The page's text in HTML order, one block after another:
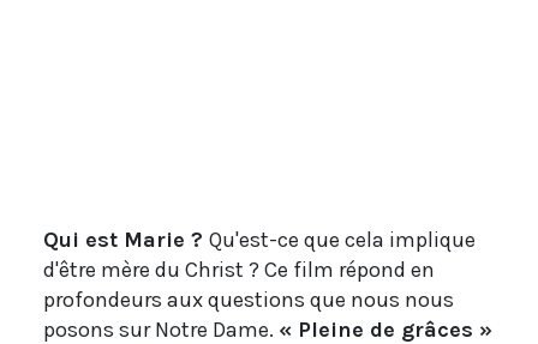
Qui est Marie ? Qu'est-ce que cela implique
d'être mère du Christ ? Ce film répond en
profondeurs aux questions que nous nous
posons sur Notre Dame. « Pleine de grâces »